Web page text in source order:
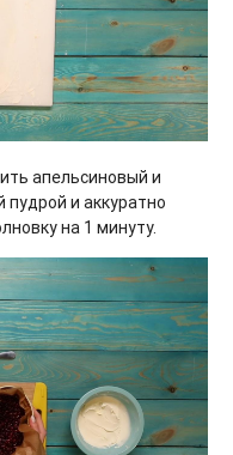
апельсиновый и
и аккуратно
на 1 минуту.